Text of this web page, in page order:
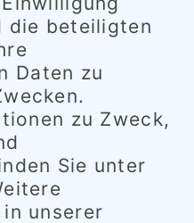
unsere
Ferien, an
Wetter etc. >>